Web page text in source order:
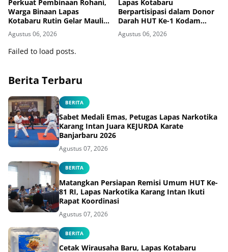
Perkuat Pembinaan Rohani,
Warga Binaan Lapas
Kotabaru Rutin Gelar Maulid
Habsyi
Agustus 06, 2026
Lapas Kotabaru
Berpartisipasi dalam Donor
Darah HUT Ke-1 Kodam
XXII/Tambun Bungai,
Wujudkan Kepedulian
Agustus 06, 2026
Failed to load posts.
Berita Terbaru
BERITA
Sabet Medali Emas, Petugas Lapas Narkotika
Karang Intan Juara KEJURDA Karate
Banjarbaru 2026
Agustus 07, 2026
BERITA
Matangkan Persiapan Remisi Umum HUT Ke-
81 RI, Lapas Narkotika Karang Intan Ikuti
Rapat Koordinasi
Agustus 07, 2026
BERITA
Cetak Wirausaha Baru, Lapas Kotabaru